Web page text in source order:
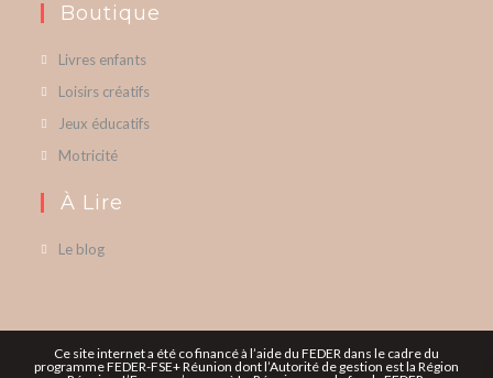
Boutique
Livres enfants
Loisirs créatifs
Jeux éducatifs
Motricité
À Lire
Le blog
Ce site internet a été co financé à l’aide du FEDER dans le cadre du
programme FEDER-FSE+ Réunion dont l’Autorité de gestion est la Région